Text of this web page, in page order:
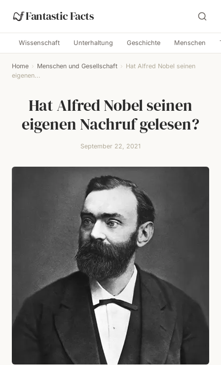
Fantastic Facts
Wissenschaft Unterhaltung Geschichte Menschen
Home › Menschen und Gesellschaft › Hat Alfred Nobel seinen
eigenen...
Hat Alfred Nobel seinen
eigenen Nachruf gelesen?
September 22, 2021